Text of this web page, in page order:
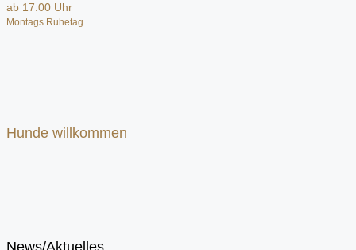
ab 17:00 Uhr
Montags Ruhetag
Hunde willkommen
News/Aktuelles